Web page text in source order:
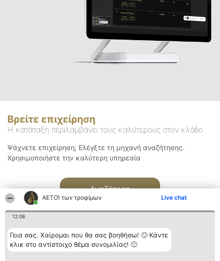
ΑΕΤΟΊ των τροφίμων Live chat
12:06
Γεια σας. Χαίρομαι που θα σας βοηθήσω! 🙂 Κάντε
κλικ στο αντίστοιχο θέμα συνομιλίας! 🙂
Βρείτε επιχείρηση
Η κατάταξη περιλαμβάνει τους καλύτερους στον κλάδο
Ψάχνετε επιχείρηση; Ελέγξτε τη μηχανή αναζήτησης.
Χρησιμοποιήστε την καλύτερη υπηρεσία
Αναζήτηση